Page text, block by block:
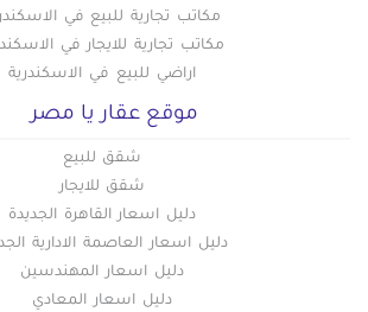
مكاتب تجارية للبيع في
مكاتب تجارية للايجار في
اراضي للبيع في الاسكندرية
موقع عقار يا مصر
شقق للبيع
شقق للايجار
دليل اسعار القاهرة الجديدة
دليل اسعار العاصمة الادارية
دليل اسعار المهندسين
دليل اسعار المعادي